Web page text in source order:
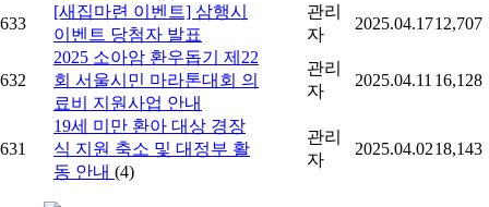
633
[새집마련 이벤트] 삼행시
이벤트 당첨자 발표
관리
자
2025.04.1712,707
632
2025 소아암 환우돕기 제22
회 서울시민 마라톤대회 의
료비 지원사업 안내
관리
자
2025.04.11 16,128
631
19세 미만 환아 대상 경장
식 지원 축소 및 대정부 활
동 안내 (4)
관리
자
2025.04.0218,143